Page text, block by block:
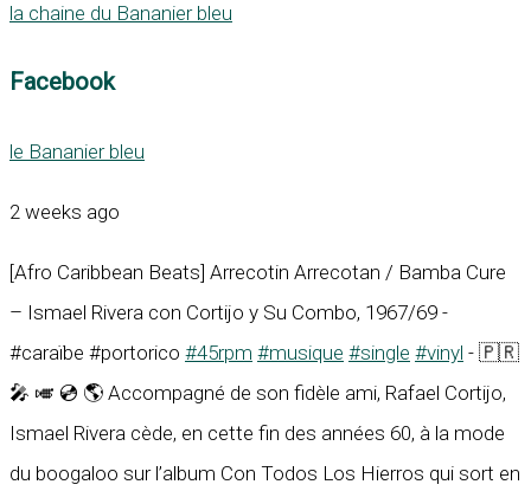
la chaine du Bananier bleu
Facebook
le Bananier bleu
2 weeks ago
[Afro Caribbean Beats] Arrecotin Arrecotan / Bamba Cure
– Ismael Rivera con Cortijo y Su Combo, 1967/69 -
#caraïbe #portorico #45rpm #musique #single #vinyl - 🇵🇷
🎤 🎺 💿 🌎 Accompagné de son fidèle ami, Rafael Cortijo,
Ismael Rivera cède, en cette fin des années 60, à la mode
du boogaloo sur l’album Con Todos Los Hierros qui sort en